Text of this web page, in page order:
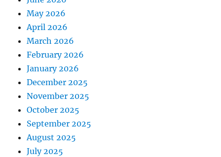
May 2026
April 2026
March 2026
February 2026
January 2026
December 2025
November 2025
October 2025
September 2025
August 2025
July 2025